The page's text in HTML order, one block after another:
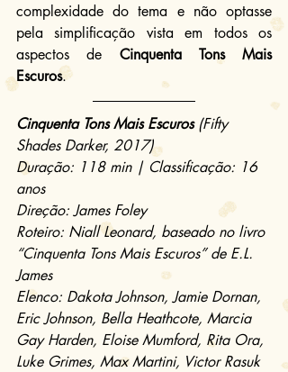
complexidade do tema e não optasse
pela simplificação vista em todos os
aspectos de Cinquenta Tons Mais
Escuros.
Cinquenta Tons Mais Escuros (Fifty
Shades Darker, 2017)
Duração: 118 min | Classificação: 16
anos
Direção: James Foley
Roteiro: Niall Leonard, baseado no livro
“Cinquenta Tons Mais Escuros” de E.L.
James
Elenco: Dakota Johnson, Jamie Dornan,
Eric Johnson, Bella Heathcote, Marcia
Gay Harden, Eloise Mumford, Rita Ora,
Luke Grimes, Max Martini, Victor Rasuk